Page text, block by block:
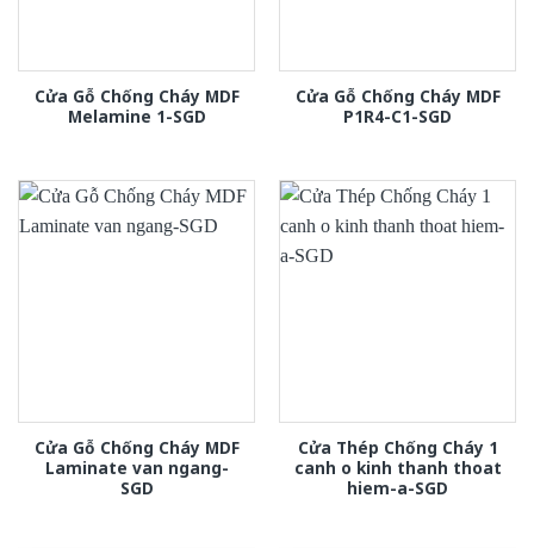
Cửa Gỗ Chống Cháy MDF
Melamine 1-SGD
Cửa Gỗ Chống Cháy MDF
P1R4-C1-SGD
Cửa Gỗ Chống Cháy MDF
Laminate van ngang-
SGD
Cửa Thép Chống Cháy 1
canh o kinh thanh thoat
hiem-a-SGD